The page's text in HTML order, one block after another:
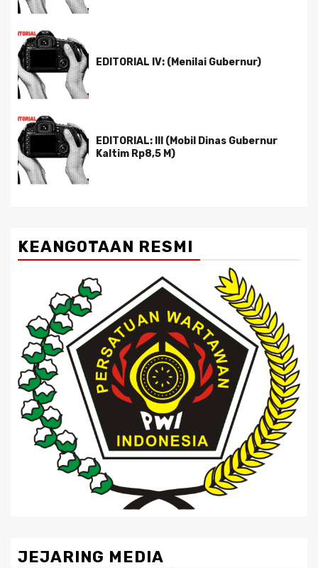
EDITORIAL IV: (Menilai Gubernur)
EDITORIAL: III (Mobil Dinas Gubernur
Kaltim Rp8,5 M)
KEANGOTAAN RESMI
JEJARING MEDIA